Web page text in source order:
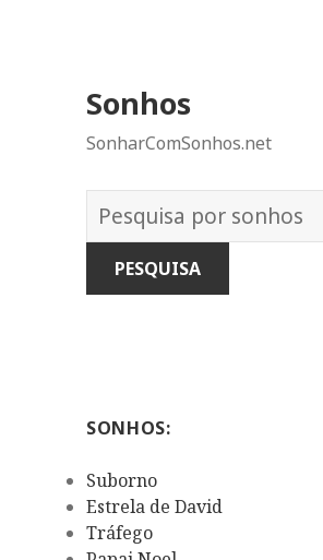
Sonhos
SonharComSonhos.net
Dicionário
dos
Sonhos:
SONHOS:
Suborno
Estrela de David
Tráfego